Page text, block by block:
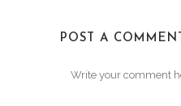
POST A COMMENT